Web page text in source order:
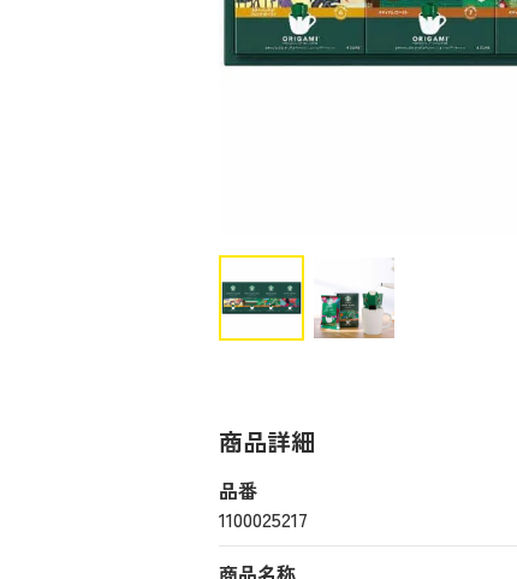
商品詳細
品番
1100025217
商品名称